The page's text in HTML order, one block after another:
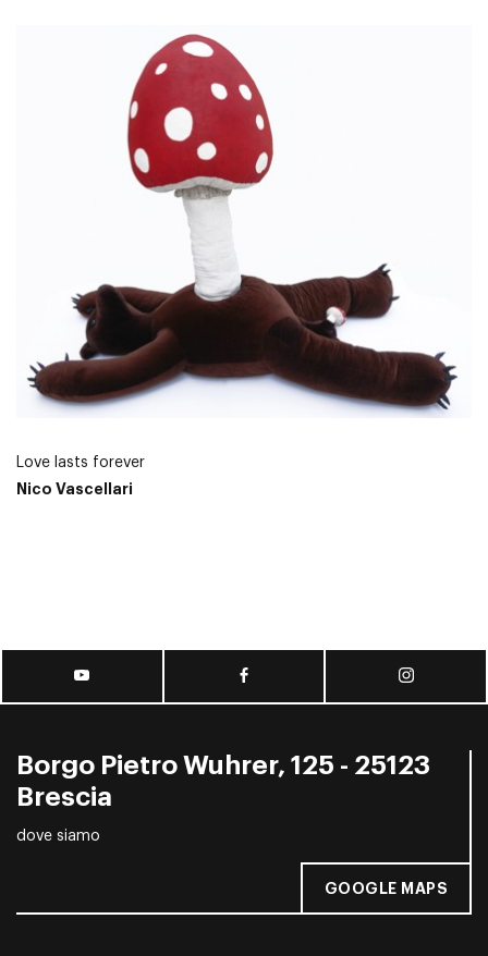
Love lasts forever
Nico Vascellari
Borgo Pietro Wuhrer, 125 - 25123
Brescia
dove siamo
GOOGLE MAPS